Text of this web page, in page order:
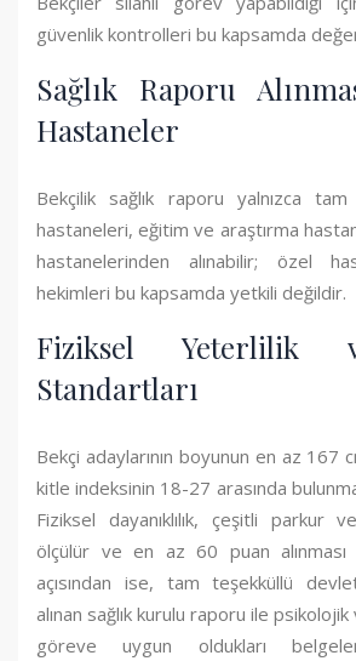
güvenlik kontrolleri bu kapsamda
Sağlık Raporu
Hastaneler
Bekçilik sağlık raporu yalnızca tam
hastaneleri, eğitim ve araştırma
hastanelerinden alınabilir; özel
hekimleri bu kapsamda yetkili değildir.
Fiziksel Yeterlilik
Standartları
Bekçi adaylarının boyunun en az 167
kitle indeksinin 18-27 arasında
Fiziksel dayanıklılık, çeşitli parkur
ölçülür ve en az 60 puan alınması
açısından ise, tam teşekküllü
alınan sağlık kurulu raporu ile
göreve uygun oldukları